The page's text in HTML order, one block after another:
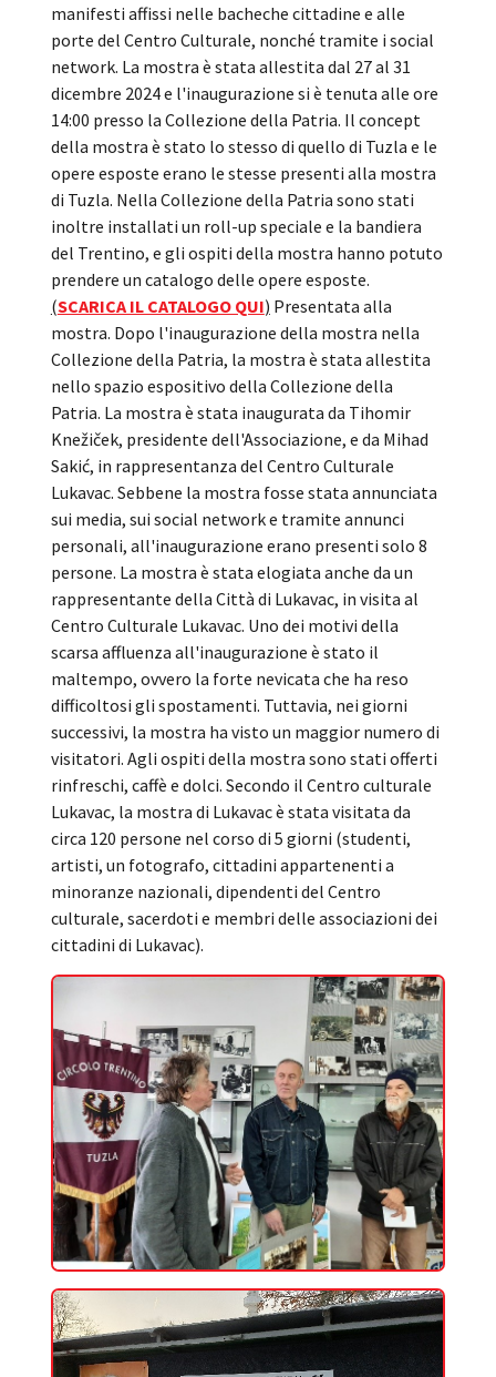
manifesti affissi nelle bacheche cittadine e alle
porte del Centro Culturale, nonché tramite i social
network. La mostra è stata allestita dal 27 al 31
dicembre 2024 e l'inaugurazione si è tenuta alle ore
14:00 presso la Collezione della Patria. Il concept
della mostra è stato lo stesso di quello di Tuzla e le
opere esposte erano le stesse presenti alla mostra
di Tuzla. Nella Collezione della Patria sono stati
inoltre installati un roll-up speciale e la bandiera
del Trentino, e gli ospiti della mostra hanno potuto
prendere un catalogo delle opere esposte.
(SCARICA IL CATALOGO QUI) Presentata alla
mostra. Dopo l'inaugurazione della mostra nella
Collezione della Patria, la mostra è stata allestita
nello spazio espositivo della Collezione della
Patria. La mostra è stata inaugurata da Tihomir
Knežiček, presidente dell'Associazione, e da Mihad
Sakić, in rappresentanza del Centro Culturale
Lukavac. Sebbene la mostra fosse stata annunciata
sui media, sui social network e tramite annunci
personali, all'inaugurazione erano presenti solo 8
persone. La mostra è stata elogiata anche da un
rappresentante della Città di Lukavac, in visita al
Centro Culturale Lukavac. Uno dei motivi della
scarsa affluenza all'inaugurazione è stato il
maltempo, ovvero la forte nevicata che ha reso
difficoltosi gli spostamenti. Tuttavia, nei giorni
successivi, la mostra ha visto un maggior numero di
visitatori. Agli ospiti della mostra sono stati offerti
rinfreschi, caffè e dolci. Secondo il Centro culturale
Lukavac, la mostra di Lukavac è stata visitata da
circa 120 persone nel corso di 5 giorni (studenti,
artisti, un fotografo, cittadini appartenenti a
minoranze nazionali, dipendenti del Centro
culturale, sacerdoti e membri delle associazioni dei
cittadini di Lukavac).